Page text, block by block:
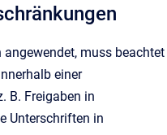
muss beachtet
einer
B. Freigaben in
Unterschriften in